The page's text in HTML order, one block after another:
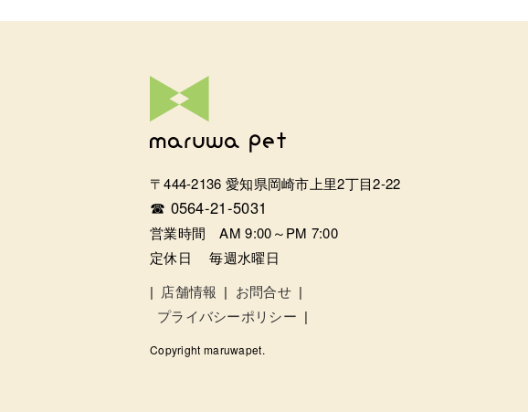
〒444-2136 愛知県岡崎市上里2丁目2-22
☎ 0564-21-5031
営業時間 AM 9:00～PM 7:00
定休日 毎週水曜日
| 店舗情報 | お問合せ |
プライバシーポリシー |
Copyright maruwapet.